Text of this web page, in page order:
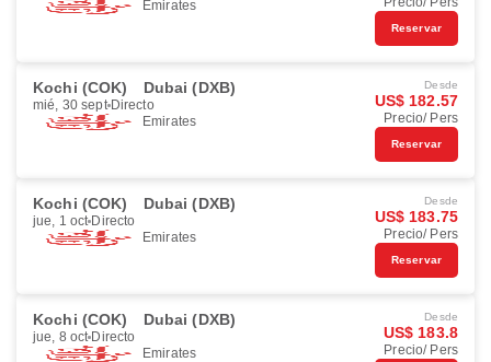
Emirates
Reservar
Kochi (COK) Dubai (DXB)
mié, 30 sept Directo
Emirates
Desde
US$ 182.57
Precio/ Pers
Reservar
Kochi (COK) Dubai (DXB)
jue, 1 oct Directo
Emirates
Desde
US$ 183.75
Precio/ Pers
Reservar
Kochi (COK) Dubai (DXB)
jue, 8 oct Directo
Emirates
Desde
US$ 183.8
Precio/ Pers